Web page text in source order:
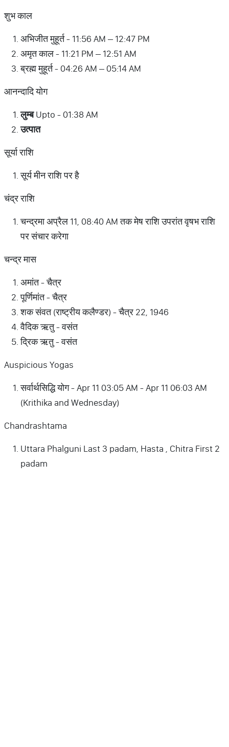
शुभ काल
अभिजीत मुहूर्त - 11:56 AM – 12:47 PM
अमृत काल - 11:21 PM – 12:51 AM
ब्रह्म मुहूर्त - 04:26 AM – 05:14 AM
आनन्दादि योग
लुम्बUpto - 01:38 AM
उत्पात
सूर्या राशि
सूर्य मीन राशि पर है
चंद्र राशि
चन्द्रमा अप्रैल 11, 08:40 AM तक मेष राशि उपरांत वृषभ राशि
पर संचार करेगा
चन्द्र मास
अमांत - चैत्र
पूर्णिमांत - चैत्र
शक संवत (राष्ट्रीय कलैण्डर) - चैत्र 22, 1946
वैदिक ऋतु - वसंत
द्रिक ऋतु - वसंत
Auspicious Yogas
सर्वार्थसिद्धि योग - Apr 11 03:05 AM - Apr 11 06:03 AM
(Krithika and Wednesday)
Chandrashtama
Uttara Phalguni Last 3 padam, Hasta , Chitra First 2
padam